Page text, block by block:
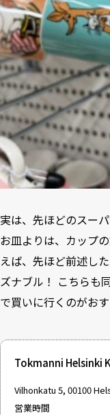
実は、先ほどのスー
お皿よりは、カップ
えば、先ほど前述し
ズナブル！ こちらも
で買いに行くのがおす
Tokmanni Helsinki
Vilhonkatu 5, 00100
営業時間